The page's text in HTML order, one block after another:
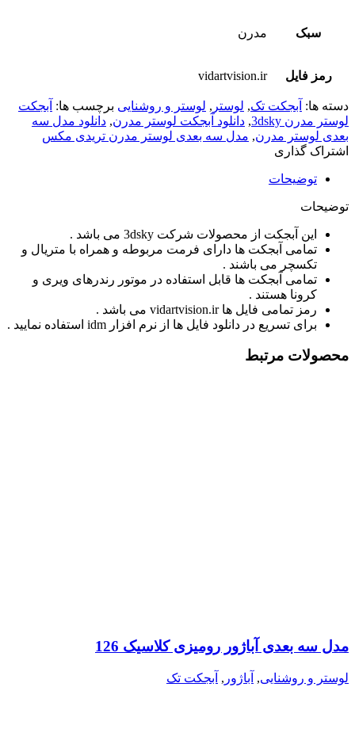
سبک مدرن
رمز فایل vidartvision.ir
دسته ها: آبجکت تک, لوستر , لوستر و روشنایی برچسب ها: آبجکت
لوستر مدرن 3dsky
, دانلود آبجکت لوستر مدرن, دانلود مدل سه
بعدی لوستر مدرن, مدل سه بعدی لوستر مدرن تریدی مکس
اشتراک گذاری
توضیحات
توضیحات
این آبجکت از محصولات شرکت 3dsky می باشد .
تمامی آبجکت ها دارای فرمت مربوطه و همراه با متریال و
تکسچر می باشند .
تمامی آبجکت ها قابل استفاده در موتور رندرهای ویری و
کرونا هستند .
رمز تمامی فایل ها vidartvision.ir می باشد .
برای تسریع در دانلود فایل ها از نرم افزار idm استفاده نمایید .
محصولات مرتبط
مدل سه بعدی آباژور رومیزی کلاسیک 126
لوستر و روشنایی, آباژور , آبجکت تک